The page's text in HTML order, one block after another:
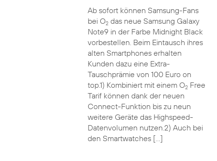
Ab sofort können Samsung-Fans
bei O2das neue Samsung Galaxy
Note9 in der Farbe Midnight Black
vorbestellen. Beim Eintausch ihres
alten Smartphones erhalten
Kunden dazu eine Extra-
Tauschprämie von 100 Euro on
top.1) Kombiniert mit einem O2Free
Tarif können dank der neuen
Connect-Funktion bis zu neun
weitere Geräte das Highspeed-
Datenvolumen nutzen.2) Auch bei
den Smartwatches […]